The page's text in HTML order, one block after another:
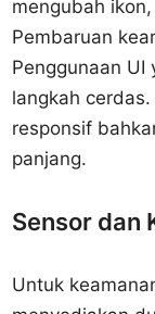
mengubah
Pembaruan
Penggunaan UI
langkah
responsif
panjang.
Sensor dan
Untuk